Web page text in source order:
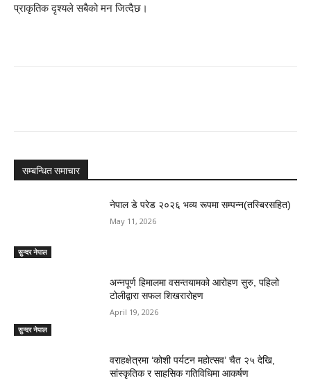
प्राकृतिक दृश्यले सबैको मन जित्दैछ।
सम्बन्धित समाचार
सुन्दर नेपाल
नेपाल डे परेड २०२६ भव्य रूपमा सम्पन्न(तस्बिरसहित)
May 11, 2026
सुन्दर नेपाल
अन्नपूर्ण हिमालमा वसन्तयामको आरोहण सुरु, पहिलो
टोलीद्वारा सफल शिखरारोहण
April 19, 2026
वराहक्षेत्रमा ‘कोशी पर्यटन महोत्सव’ चैत २५ देखि,
सांस्कृतिक र साहसिक गतिविधिमा आकर्षण